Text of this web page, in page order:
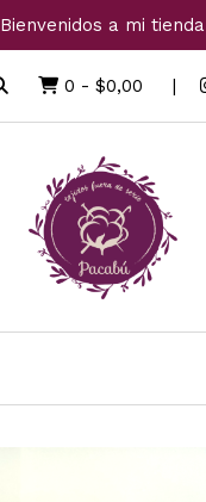
Bienvenidos a mi tienda
0 - $0,00